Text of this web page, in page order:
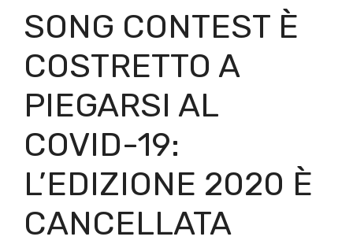
SONG CONTEST È
COSTRETTO A
PIEGARSI AL
COVID-19:
L’EDIZIONE 2020 È
CANCELLATA